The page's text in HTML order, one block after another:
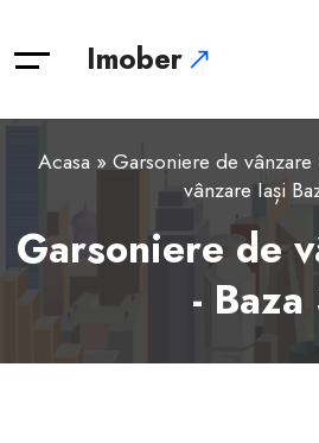
Imober
Acasa »Garsoniere de vânzare
vânzare Iași
Garsoniere de
- Baza